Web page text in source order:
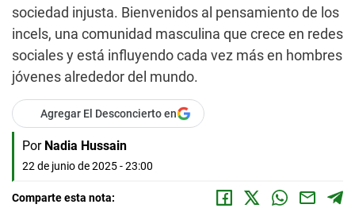
sociedad injusta. Bienvenidos al pensamiento de los
incels, una comunidad masculina que crece en redes
sociales y está influyendo cada vez más en hombres
jóvenes alrededor del mundo.
Agregar El Desconcierto en
Por Nadia Hussain
22 de junio de 2025 - 23:00
Comparte esta nota: